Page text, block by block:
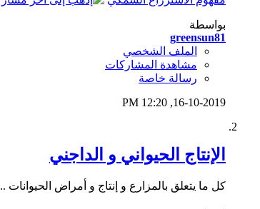
بواسطة
greensun81
الملف الشخصي
مشاهدة المشاركات
رسالة خاصة
16-10-2019,
12:20 PM
الإنتاج الحيواني و الداجني
كل ما يتعلق بالمزارع و إنتاج و أمراض الحيوانات ..